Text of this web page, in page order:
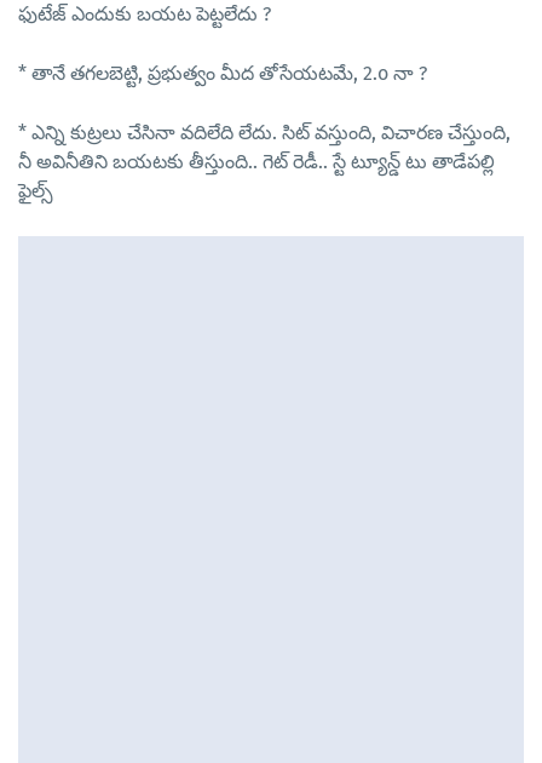
ఫుటేజ్ ఎందుకు బయట పెట్టలేదు ?
* తానే తగలబెట్టి, ప్రభుత్వం మీద తోసేయటమే, 2.o నా ?
* ఎన్ని కుట్రలు చేసినా వదిలేది లేదు. సిట్ వస్తుంది, విచారణ చేస్తుంది,
నీ అవినీతిని బయటకు తీస్తుంది.. గెట్ రెడీ.. స్టే ట్యూన్డ్ టు తాడేపల్లి
ఫైల్స్